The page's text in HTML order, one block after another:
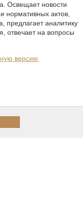
Освещает новости
нормативных актов,
предлагает аналитику
отвечает на вопросы
версию